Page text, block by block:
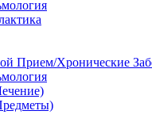
Прием/Хронические